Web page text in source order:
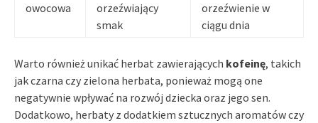
owocowa
orzeźwiający
smak
orzeźwienie w
ciągu dnia
Warto również unikać herbat zawierających kofeinę, takich
jak czarna czy zielona herbata, ponieważ mogą one
negatywnie wpływać na rozwój dziecka oraz jego sen.
Dodatkowo, herbaty z dodatkiem sztucznych aromatów czy